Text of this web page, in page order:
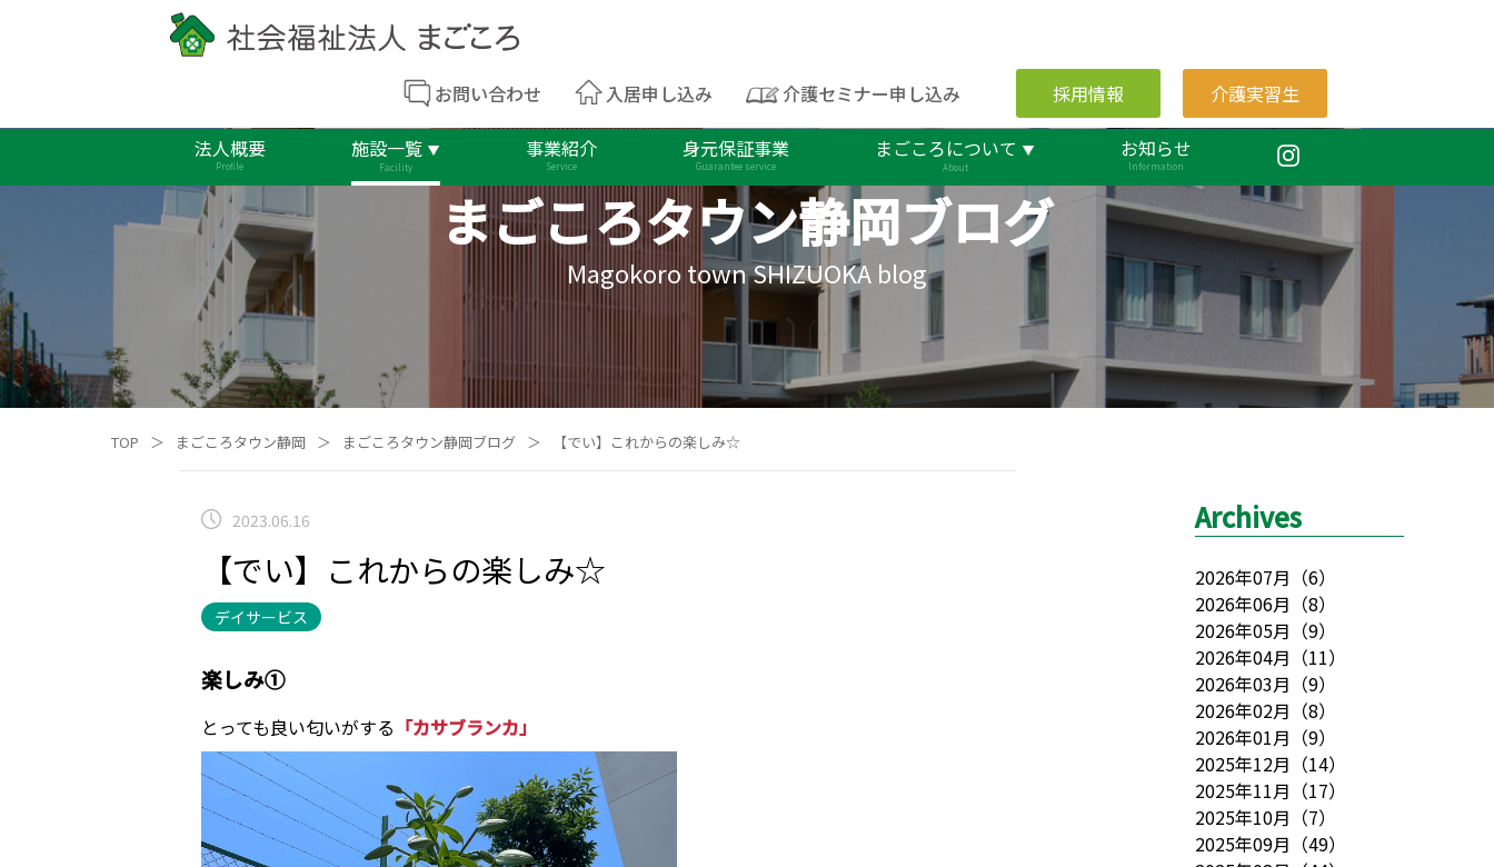
お問い合わせ 入居申し込み 介護セミナー申し込み 採用情報 介護実習生
法人概要
Profile
施設一覧
Facility
事業紹介
Service
身元保証事業
Guarantee service
まごころについて
About
お知らせ
Information
まごころタウン静岡ブログ
Magokoro town SHIZUOKA blog
TOP ＞ まごころタウン静岡 ＞ まごころタウン静岡ブログ ＞ 【でい】これからの楽しみ☆
2023.06.16
【でい】これからの楽しみ☆
デイサービス
楽しみ①
とっても良い匂いがする 「カサブランカ」
Archives
2026年07月 （6）
2026年06月 （8）
2026年05月 （9）
2026年04月 （11）
2026年03月 （9）
2026年02月 （8）
2026年01月 （9）
2025年12月 （14）
2025年11月 （17）
2025年10月 （7）
2025年09月 （49）